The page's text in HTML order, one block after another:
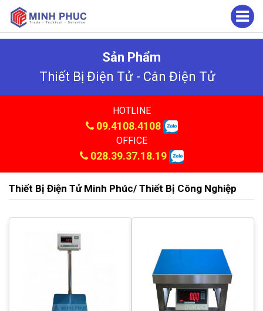
Sản Phẩm
Thiết Bị Điện Tử - Cân Điện Tử
HOTLINE
09.4108.4108
OFFICE
028.39.37.18.19
Thiết Bị Điện Tử Minh Phúc/ Thiết Bị Công Nghiệp